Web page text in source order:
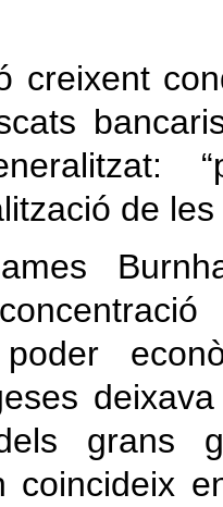
creixent
de les
grans
coincideix